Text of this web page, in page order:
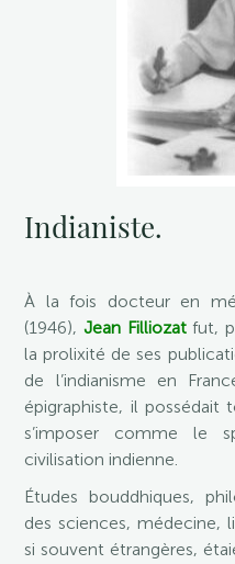
Indianiste.
À la fois docteur en
(1946), Jean Filliozatfut,
la prolixité de ses
de l’indianisme en
épigraphiste, il
s’imposer comme le
civilisation indienne.
Études bouddhiques,
des sciences, médecine,
si souvent étrangères,